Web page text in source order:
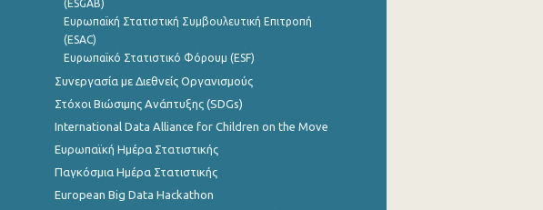
(ESGAB)
Ευρωπαϊκή Στατιστική Συμβουλευτική Επιτροπή
(ESAC)
Ευρωπαϊκό Στατιστικό Φόρουμ (ESF)
Συνεργασία με Διεθνείς Οργανισμούς
Στόχοι Βιώσιμης Ανάπτυξης (SDGs)
International Data Alliance for Children on the Move
Ευρωπαϊκή Ημέρα Στατιστικής
Παγκόσμια Ημέρα Στατιστικής
European Big Data Hackathon